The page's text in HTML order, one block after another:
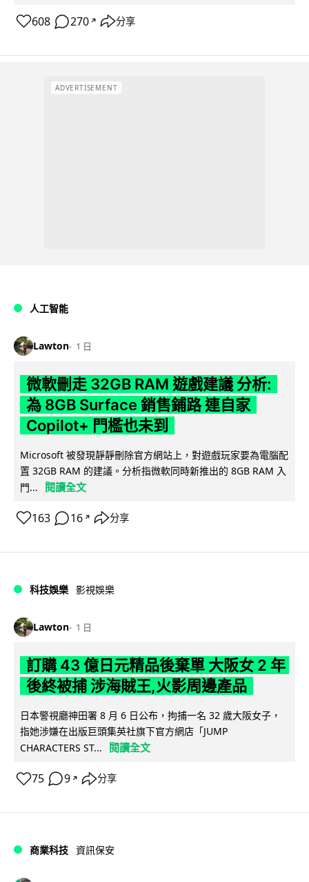
608 270 ↗ 分享
ADVERTISEMENT
人工智能
Lawton 1 日
微軟刪走 32GB RAM 遊戲建議 分析:
為 8GB Surface 銷售鋪路 連自家
Copilot+ 門檻也未到
Microsoft 被發現靜靜刪除官方網站上，對遊戲玩家要為電腦配
置 32GB RAM 的建議。分析指微軟同時新推出的 8GB RAM 入
門...
閱讀全文
163 16 ↗ 分享
科技娛樂 影視娛樂
Lawton 1 日
訂購 43 億日元精品後棄單 大阪女 2 年
後終被捕 涉海賊王,火影周邊產品
日本警視廳神田署 8 月 6 日公布，拘捕一名 32 歲大阪女子，
指她涉嫌在出版巨頭集英社旗下官方網店「JUMP
CHARACTERS ST...
閱讀全文
75 9 ↗ 分享
商業科技 資訊保安